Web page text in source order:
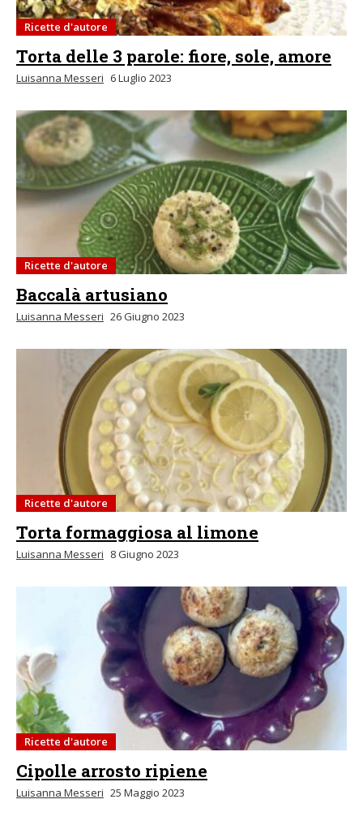
Ricette d'autore
Torta delle 3 parole: fiore, sole, amore
Luisanna Messeri 6 Luglio 2023
Ricette d'autore
Baccalà artusiano
Luisanna Messeri 26 Giugno 2023
Ricette d'autore
Torta formaggiosa al limone
Luisanna Messeri 8 Giugno 2023
Ricette d'autore
Cipolle arrosto ripiene
Luisanna Messeri 25 Maggio 2023